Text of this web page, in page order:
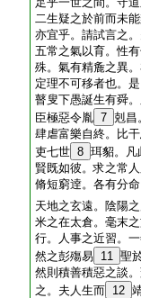
二生疑之於前而未
亦宜乎。請試言之
五常之氣以育。性
殊。氣有精麁之異
定理不可移者也。
瞽叟下愚誕生有舜
臣極惡令胤 7 剋昌
肆虐富樂自終。比
吏七世 8 珥貂。凡
賢既如彼。求之常
脩短窮逹。各有分
天地之玄遠。陰陽
米之在太倉。毫末
行。人事之近習。
然之彭殤易 11 聖
然則積善積惡之談
之。夫人生而 12